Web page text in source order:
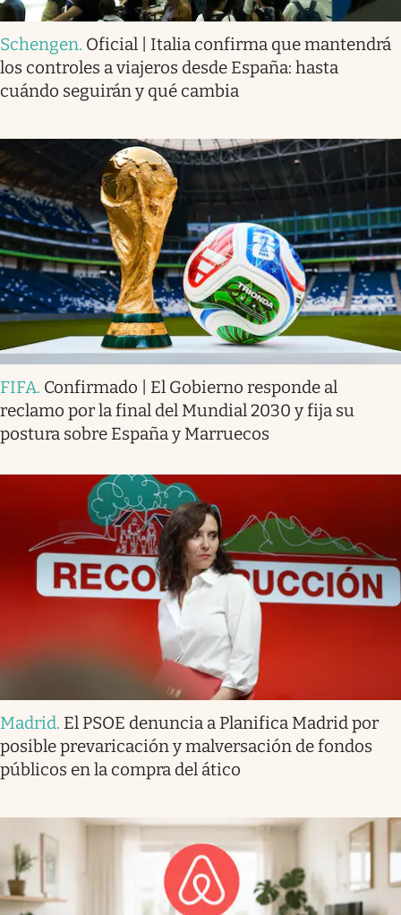
Schengen. Oficial | Italia confirma que mantendrá
los controles a viajeros desde España: hasta
cuándo seguirán y qué cambia
FIFA. Confirmado | El Gobierno responde al
reclamo por la final del Mundial 2030 y fija su
postura sobre España y Marruecos
Madrid. El PSOE denuncia a Planifica Madrid por
posible prevaricación y malversación de fondos
públicos en la compra del ático